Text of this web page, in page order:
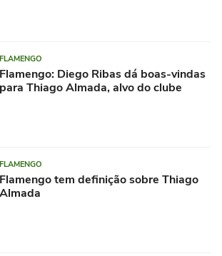
FLAMENGO
Flamengo: Diego Ribas dá boas-vindas
para Thiago Almada, alvo do clube
FLAMENGO
Flamengo tem definição sobre Thiago
Almada